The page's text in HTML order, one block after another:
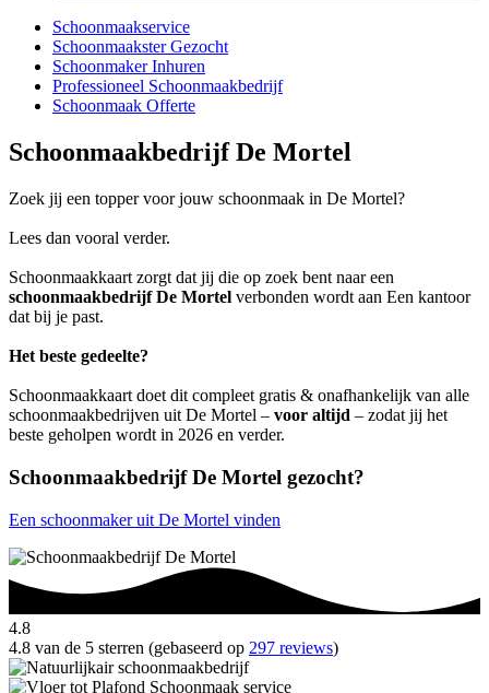
Schoonmaakservice
Schoonmaakster Gezocht
Schoonmaker Inhuren
Professioneel Schoonmaakbedrijf
Schoonmaak Offerte
Schoonmaakbedrijf De Mortel
Zoek jij een topper voor jouw schoonmaak in De Mortel?
Lees dan vooral verder.
Schoonmaakkaart zorgt dat jij die op zoek bent naar een
schoonmaakbedrijf De Mortel verbonden wordt aan Een kantoor
dat bij je past.
Het beste gedeelte?
Schoonmaakkaart doet dit compleet gratis & onafhankelijk van alle
schoonmaakbedrijven uit De Mortel – voor altijd – zodat jij het
beste geholpen wordt in 2026 en verder.
Schoonmaakbedrijf De Mortel gezocht?
Een schoonmaker uit De Mortel vinden
4.8
4.8 van de 5 sterren (gebaseerd op 297 reviews)